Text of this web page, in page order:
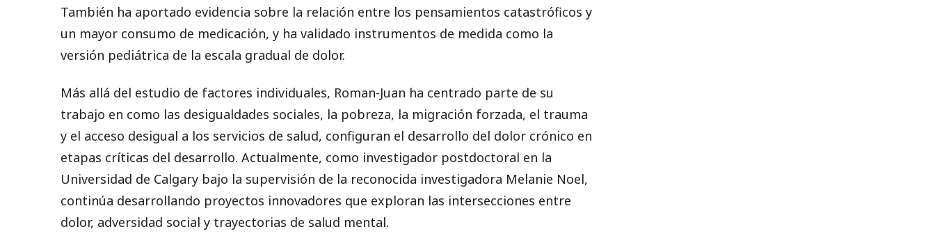
También ha aportado evidencia sobre la relación entre los pensamientos catastróficos y
un mayor consumo de medicación, y ha validado instrumentos de medida como la
versión pediátrica de la escala gradual de dolor.
Más allá del estudio de factores individuales, Roman-Juan ha centrado parte de su
trabajo en como las desigualdades sociales, la pobreza, la migración forzada, el trauma
y el acceso desigual a los servicios de salud, configuran el desarrollo del dolor crónico en
etapas críticas del desarrollo. Actualmente, como investigador postdoctoral en la
Universidad de Calgary bajo la supervisión de la reconocida investigadora Melanie Noel,
continúa desarrollando proyectos innovadores que exploran las intersecciones entre
dolor, adversidad social y trayectorias de salud mental.